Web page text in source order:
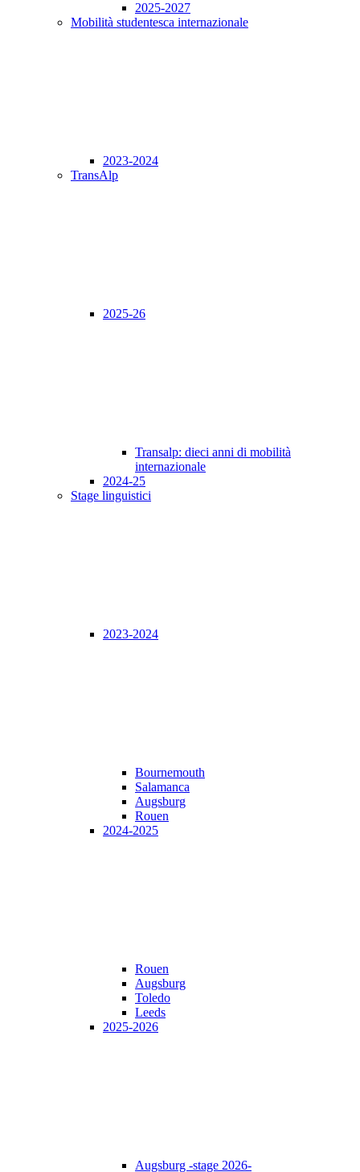
2025-2027
Mobilità studentesca internazionale
2023-2024
TransAlp
2025-26
Transalp: dieci anni di mobilità
internazionale
2024-25
Stage linguistici
2023-2024
Bournemouth
Salamanca
Augsburg
Rouen
2024-2025
Rouen
Augsburg
Toledo
Leeds
2025-2026
Augsburg -stage 2026-